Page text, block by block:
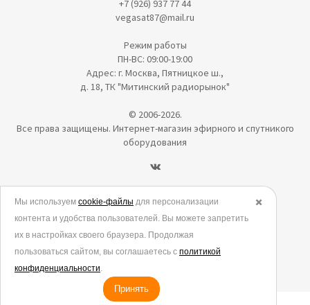
+7 (926) 937 77 44
vegasat87@mail.ru
Режим работы
ПН-ВС: 09:00-19:00
Адрес: г. Москва, Пятницкое ш.,
д. 18, ТК "Митинский радиорынок"
© 2006-2026.
Все права защищены. Интернет-магазин эфирного и спутникого
оборудования
Политика в отношении обработки персональных данных
Согласие на обработку персональных данных
Согласие на обработку данных метрическими программами
Политика использования cookies
✖️
Мы используем cookie-файлы для персонализации
контента и удобства пользователей. Вы можете запретить
их в настройках своего браузера. Продолжая
пользоваться сайтом, вы соглашаетесь с политикой
конфиденциальности.
Принять